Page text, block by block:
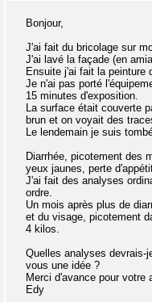
Bonjour,
J'ai fait du bricolage sur
J'ai lavé la façade (en
Ensuite j'ai fait la peinture
Je n'ai pas porté
15 minutes d'exposition.
La surface était couverte
brun et on voyait des
Le lendemain je suis
Diarrhée, picotement des
yeux jaunes, perte
J'ai fait des analyses
ordre.
Un mois après plus de
et du visage, picotement
4 kilos.
Quelles analyses devrais-
vous une idée ?
Merci d'avance pour votre
Edy